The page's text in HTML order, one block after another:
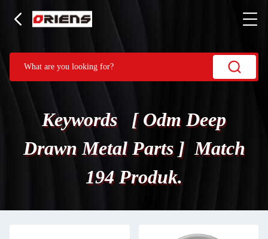
Keywords [ Odm Deep
Drawn Metal Parts ] Match
194 Produk.